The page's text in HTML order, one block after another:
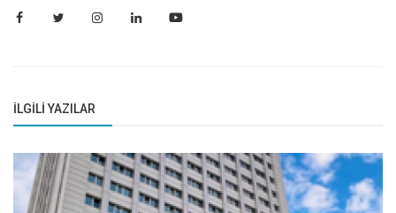
İLGILI YAZILAR